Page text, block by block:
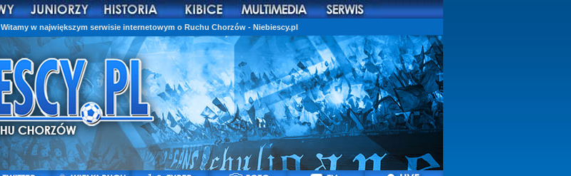
Witamy w największym serwisie internetowym o Ruchu Chorzów - Niebiescy.pl